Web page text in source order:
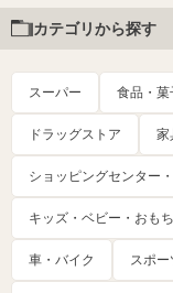
カテゴリから探す
スーパー 食品・菓
ドラッグストア 家
ショッピングセンター
キッズ・ベビー・おも
車・バイク スポ